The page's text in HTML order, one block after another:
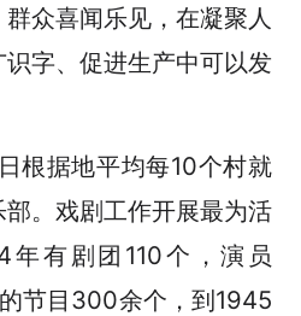
众喜闻乐见，在凝聚人
字、促进生产中可以发
根据地平均每10个村就
。戏剧工作开展最为活
年有剧团110个，演员
节目300余个，到1945